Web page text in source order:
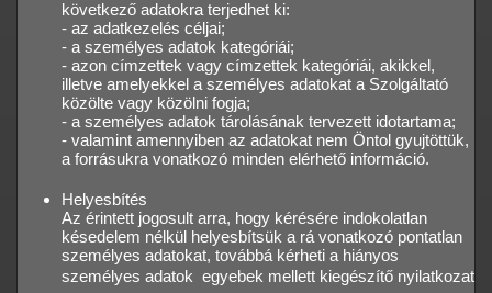
következő adatokra terjedhet ki:
- az adatkezelés céljai;
- a személyes adatok kategóriái;
- azon címzettek vagy címzettek kategóriái, akikkel,
illetve amelyekkel a személyes adatokat a Szolgáltató
közölte vagy közölni fogja;
- a személyes adatok tárolásának tervezett idotartama;
- valamint amennyiben az adatokat nem Öntol gyujtöttük,
a forrásukra vonatkozó minden elérhető információ.
Helyesbítés
Az érintett jogosult arra, hogy kérésére indokolatlan
késedelem nélkül helyesbítsük a rá vonatkozó pontatlan
személyes adatokat, továbbá kérheti a hiányos
személyes adatok  egyebek mellett kiegészítő nyilatkozat